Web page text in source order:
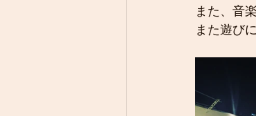
また、音
また遊び